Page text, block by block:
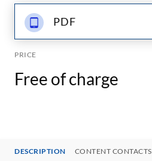
PDF
PRICE
Free of charge
DESCRIPTION CONTENT CONTACTS